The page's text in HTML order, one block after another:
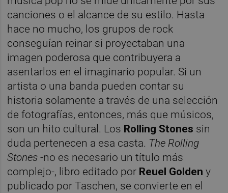
canciones o el alcance de su estilo. Hasta
hace no mucho, los grupos de rock
conseguían reinar si proyectaban una
imagen poderosa que contribuyera a
asentarlos en el imaginario popular. Si un
artista o una banda pueden contar su
historia solamente a través de una selección
de fotografías, entonces, más que músicos,
son un hito cultural. Los Rolling Stones sin
duda pertenecen a esa casta. The Rolling
Stones -no es necesario un título más
complejo-, libro editado por Reuel Golden y
publicado por Taschen, se convierte en el